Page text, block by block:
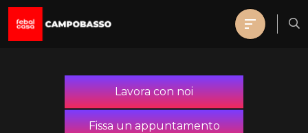
Lavora con noi
Fissa un appuntamento